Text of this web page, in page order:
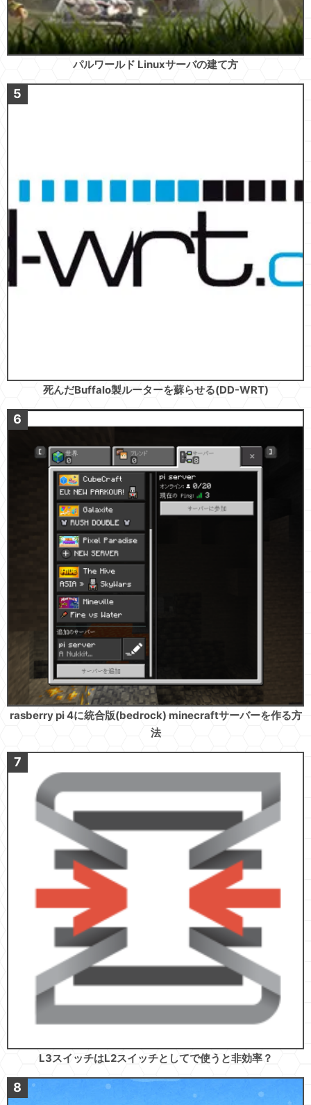
パルワールド Linuxサーバの建て方
死んだBuffalo製ルーターを蘇らせる(DD-WRT)
rasberry pi 4に統合版(bedrock) minecraftサーバーを作る方
法
L3スイッチはL2スイッチとしてで使うと非効率？